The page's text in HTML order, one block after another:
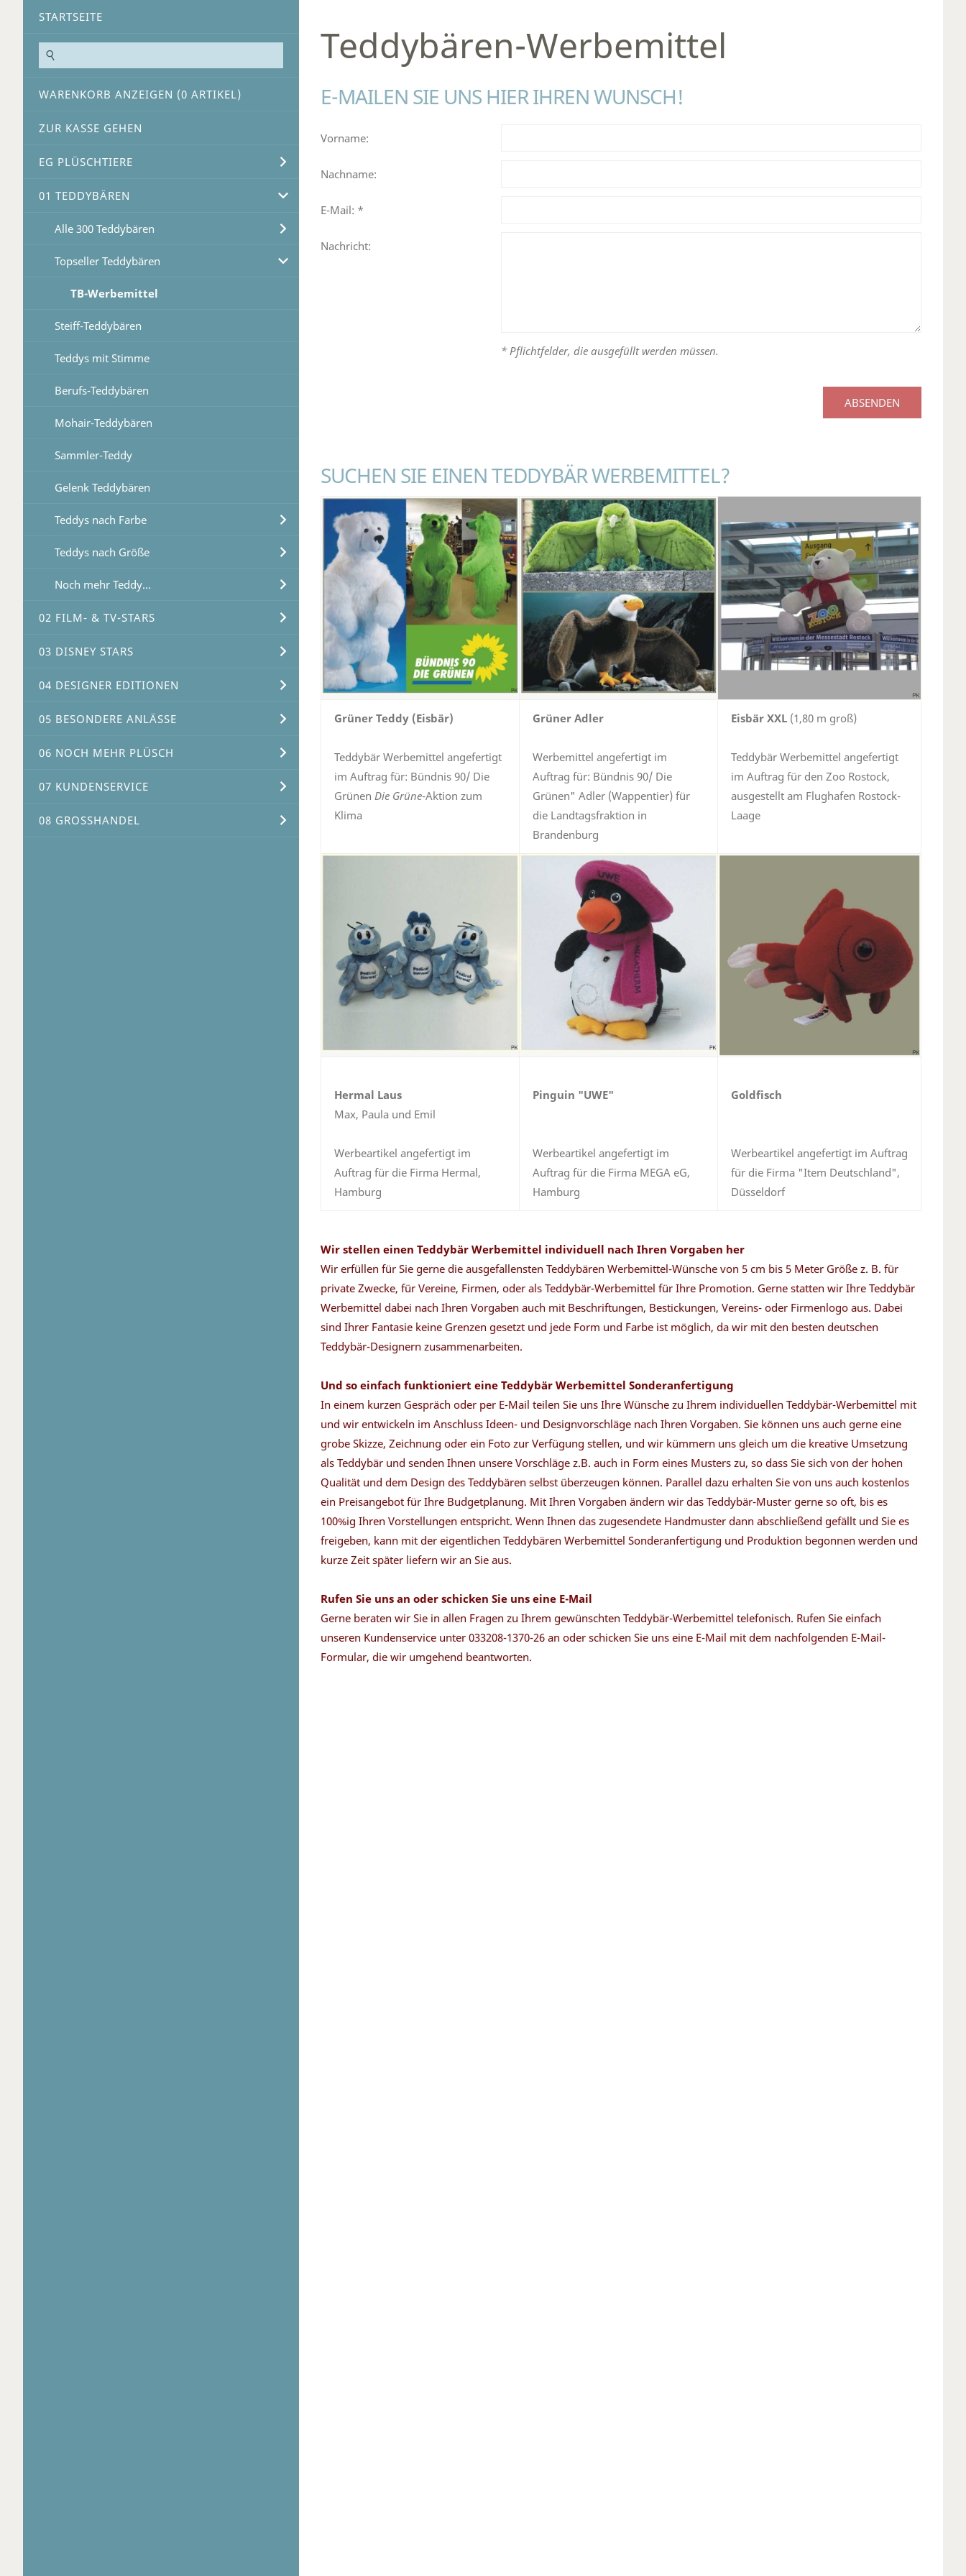
STARTSEITE
WARENKORB ANZEIGEN (0 ARTIKEL)
ZUR KASSE GEHEN
EG PLÜSCHTIERE
01 TEDDYBÄREN
Alle 300 Teddybären
Topseller Teddybären
TB-Werbemittel
Steiff-Teddybären
Teddys mit Stimme
Berufs-Teddybären
Mohair-Teddybären
Sammler-Teddy
Gelenk Teddybären
Teddys nach Farbe
Teddys nach Größe
Noch mehr Teddy...
02 FILM- & TV-STARS
03 DISNEY STARS
04 DESIGNER EDITIONEN
05 BESONDERE ANLÄSSE
06 NOCH MEHR PLÜSCH
07 KUNDENSERVICE
08 GROSSHANDEL
Teddybären-Werbemittel
E-MAILEN SIE UNS HIER IHREN WUNSCH!
Vorname:
Nachname:
E-Mail: *
Nachricht:
* Pflichtfelder, die ausgefüllt werden müssen.
SUCHEN SIE EINEN TEDDYBÄR WERBEMITTEL?
Grüner Teddy (Eisbär)
Teddybär Werbemittel angefertigt
im Auftrag für: Bündnis 90/ Die
Grünen Die Grüne-Aktion zum
Klima
Grüner Adler
Werbemittel angefertigt im
Auftrag für: Bündnis 90/ Die
Grünen" Adler (Wappentier) für
die Landtagsfraktion in
Brandenburg
Eisbär XXL (1,80 m groß)
Teddybär Werbemittel angefertigt
im Auftrag für den Zoo Rostock,
ausgestellt am Flughafen Rostock-
Laage
Hermal Laus
Max, Paula und Emil
Werbeartikel angefertigt im
Auftrag für die Firma Hermal,
Hamburg
Pinguin "UWE"
Werbeartikel angefertigt im
Auftrag für die Firma MEGA eG,
Hamburg
Goldfisch
Werbeartikel angefertigt im Auftrag
für die Firma "Item Deutschland",
Düsseldorf
Wir stellen einen Teddybär Werbemittel individuell nach Ihren Vorgaben her
Wir erfüllen für Sie gerne die ausgefallensten Teddybären Werbemittel-Wünsche von 5 cm bis 5 Meter Größe z. B. für
private Zwecke, für Vereine, Firmen, oder als Teddybär-Werbemittel für Ihre Promotion. Gerne statten wir Ihre Teddybär
Werbemittel dabei nach Ihren Vorgaben auch mit Beschriftungen, Bestickungen, Vereins- oder Firmenlogo aus. Dabei
sind Ihrer Fantasie keine Grenzen gesetzt und jede Form und Farbe ist möglich, da wir mit den besten deutschen
Teddybär-Designern zusammenarbeiten.
Und so einfach funktioniert eine Teddybär Werbemittel Sonderanfertigung
In einem kurzen Gespräch oder per E-Mail teilen Sie uns Ihre Wünsche zu Ihrem individuellen Teddybär-Werbemittel mit
und wir entwickeln im Anschluss Ideen- und Designvorschläge nach Ihren Vorgaben. Sie können uns auch gerne eine
grobe Skizze, Zeichnung oder ein Foto zur Verfügung stellen, und wir kümmern uns gleich um die kreative Umsetzung
als Teddybär und senden Ihnen unsere Vorschläge z.B. auch in Form eines Musters zu, so dass Sie sich von der hohen
Qualität und dem Design des Teddybären selbst überzeugen können. Parallel dazu erhalten Sie von uns auch kostenlos
ein Preisangebot für Ihre Budgetplanung. Mit Ihren Vorgaben ändern wir das Teddybär-Muster gerne so oft, bis es
100%ig Ihren Vorstellungen entspricht. Wenn Ihnen das zugesendete Handmuster dann abschließend gefällt und Sie es
freigeben, kann mit der eigentlichen Teddybären Werbemittel Sonderanfertigung und Produktion begonnen werden und
kurze Zeit später liefern wir an Sie aus.
Rufen Sie uns an oder schicken Sie uns eine E-Mail
Gerne beraten wir Sie in allen Fragen zu Ihrem gewünschten Teddybär-Werbemittel telefonisch. Rufen Sie einfach
unseren Kundenservice unter 033208-1370-26 an oder schicken Sie uns eine E-Mail mit dem nachfolgenden E-Mail-
Formular, die wir umgehend beantworten.